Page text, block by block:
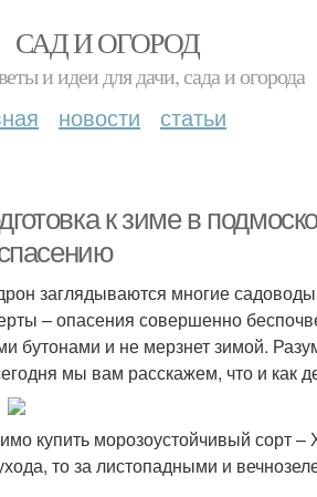
САД И ОГОРОД
и идеи для дачи, сада и огорода
новости статьи
к зиме в
заглядываются многие
– опасения совершенно
бутонами и не мерзнет зимой.
мы вам расскажем, что и как
купить морозоустойчивый сорт
то за листопадными и